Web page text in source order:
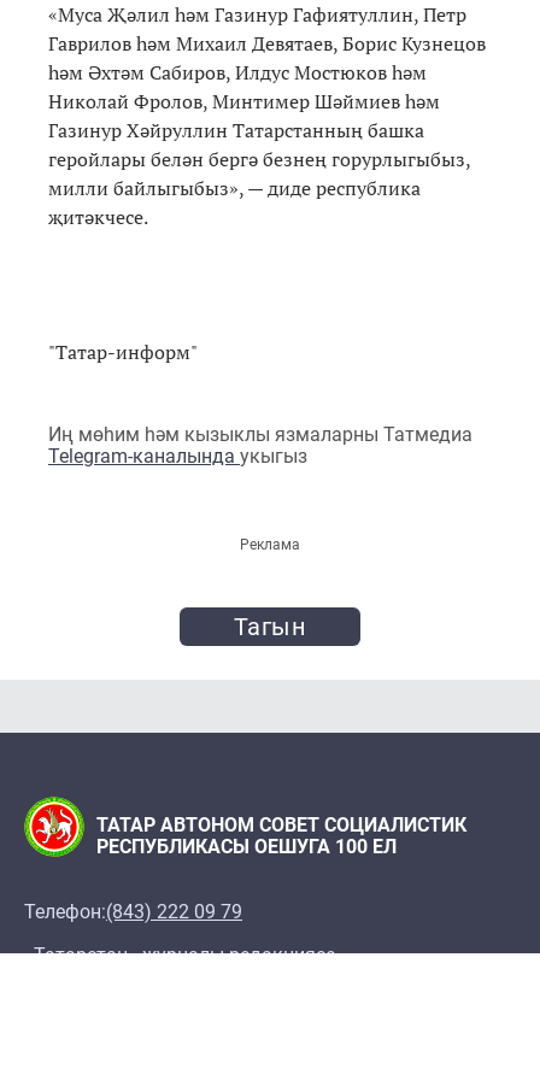
«Муса Җәлил һәм Газинур Гафиятуллин, Петр
Гаврилов һәм Михаил Девятаев, Борис Кузнецов
һәм Әхтәм Сабиров, Илдус Мостюков һәм
Николай Фролов, Минтимер Шәймиев һәм
Газинур Хәйруллин Татарстанның башка
геройлары белән бергә безнең горурлыгыбыз,
милли байлыгыбыз», — диде республика
җитәкчесе.
"Татар-информ"
Иң мөһим һәм кызыклы язмаларны Татмедиа
Telegram-каналында укыгыз
Реклама
Тагын
ТАТАР АВТОНОМ СОВЕТ СОЦИАЛИСТИК
РЕСПУБЛИКАСЫ ОЕШУГА 100 ЕЛ
Телефон:(843) 222 09 79
«Татарстан» журналы редакциясе